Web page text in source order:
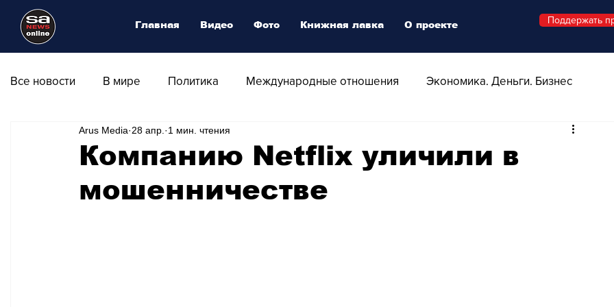
Все новости В мире Политика Международные отношения Экономика. Деньги. Бизнес
Общество Армия Аналитика
Транспорт Культура Магия искусства Swiss Афиша
Компанию Netflix уличили в
мошенничестве
Arus Media 28 апр. 1 мин. чтения
Главная Видео Фото Книжная лавка О проекте Поддержать